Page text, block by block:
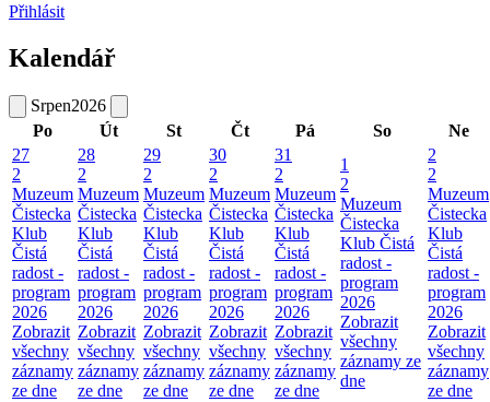
Přihlásit
Kalendář
Srpen2026
Po
Út St Čt Pá So
Ne
27
2
Muzeum
Čistecka
Klub
Čistá
radost -
program
2026
Zobrazit
všechny
záznamy
ze dne
28
2
Muzeum
Čistecka
Klub
Čistá
radost -
program
2026
Zobrazit
všechny
záznamy
ze dne
29
2
Muzeum
Čistecka
Klub
Čistá
radost -
program
2026
Zobrazit
všechny
záznamy
ze dne
30
2
Muzeum
Čistecka
Klub
Čistá
radost -
program
2026
Zobrazit
všechny
záznamy
ze dne
31
2
Muzeum
Čistecka
Klub
Čistá
radost -
program
2026
Zobrazit
všechny
záznamy
ze dne
1
2
Muzeum
Čistecka
Klub Čistá
radost -
program
2026
Zobrazit
všechny
záznamy ze
dne
2
2
Muzeum
Čistecka
Klub
Čistá
radost -
program
2026
Zobrazit
všechny
záznamy
ze dne